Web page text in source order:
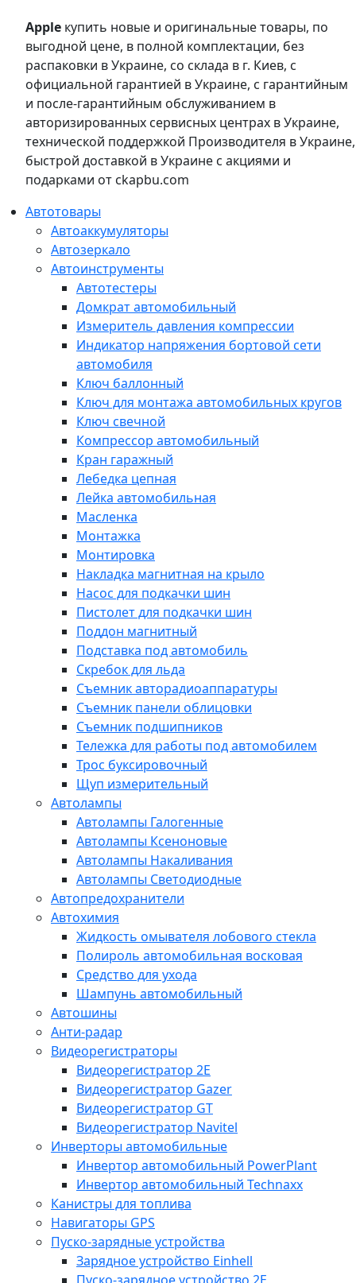
Apple купить новые и оригинальные товары, по
выгодной цене, в полной комплектации, без
распаковки в Украине, со склада в г. Киев, с
официальной гарантией в Украине, с гарантийным
и после-гарантийным обслуживанием в
авторизированных сервисных центрах в Украине,
технической поддержкой Производителя в Украине,
быстрой доставкой в Украине с акциями и
подарками от ckapbu.com
Автотовары
Автоаккумуляторы
Автозеркало
Автоинструменты
Автотестеры
Домкрат автомобильный
Измеритель давления компрессии
Индикатор напряжения бортовой сети
автомобиля
Ключ баллонный
Ключ для монтажа автомобильных кругов
Ключ свечной
Компрессор автомобильный
Кран гаражный
Лебедка цепная
Лейка автомобильная
Масленка
Монтажка
Монтировка
Накладка магнитная на крыло
Насос для подкачки шин
Пистолет для подкачки шин
Поддон магнитный
Подставка под автомобиль
Скребок для льда
Съемник авторадиоаппаратуры
Съемник панели облицовки
Съемник подшипников
Тележка для работы под автомобилем
Трос буксировочный
Щуп измерительный
Автолампы
Автолампы Галогенные
Автолампы Ксеноновые
Автолампы Накаливания
Автолампы Светодиодные
Автопредохранители
Автохимия
Жидкость омывателя лобового стекла
Полироль автомобильная восковая
Средство для ухода
Шампунь автомобильный
Автошины
Анти-радар
Видеорегистраторы
Видеорегистратор 2E
Видеорегистратор Gazer
Видеорегистратор GT
Видеорегистратор Navitel
Инверторы автомобильные
Инвертор автомобильный PowerPlant
Инвертор автомобильный Technaxx
Канистры для топлива
Навигаторы GPS
Пуско-зарядные устройства
Зарядное устройство Einhell